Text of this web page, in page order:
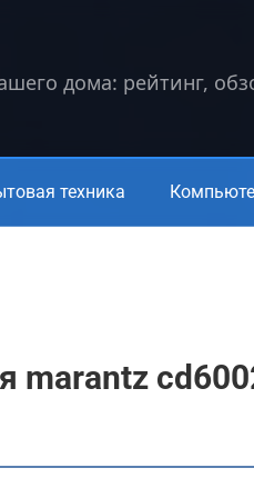
дома: рейтинг,
техника
marantz